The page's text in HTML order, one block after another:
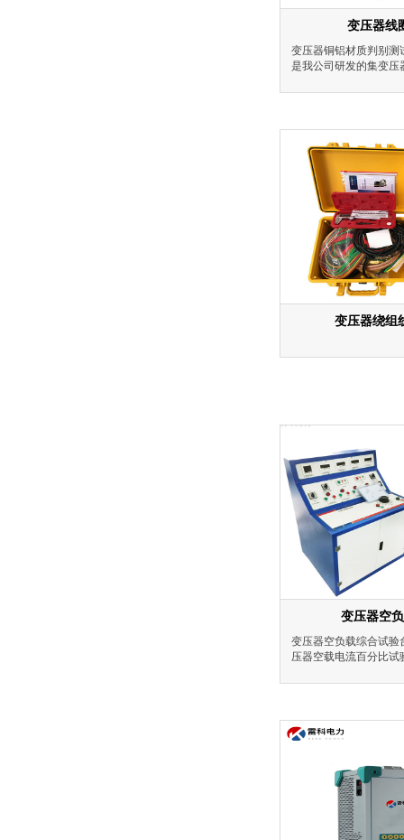
变压器线
变压器铜铝材质判别测
是我公司研发的集变压
阻测量、变比、匝比测
变压器绕组
变压器空
变压器空负载综合试验
压器空载电流百分比
验，变压器工频耐压试